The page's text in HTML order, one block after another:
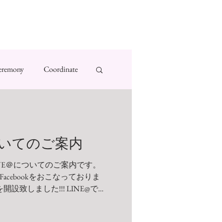
Coordinate
てのご案内
についてのご案内です。
をおこなっておりま
設致しました!!! LINE@で